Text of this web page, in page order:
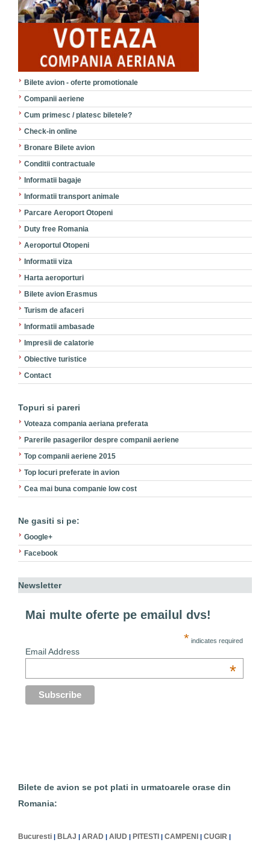
Bilete avion - oferte promotionale
Companii aeriene
Cum primesc / platesc biletele?
Check-in online
Bronare Bilete avion
Conditii contractuale
Informatii bagaje
Informatii transport animale
Parcare Aeroport Otopeni
Duty free Romania
Aeroportul Otopeni
Informatii viza
Harta aeroporturi
Bilete avion Erasmus
Turism de afaceri
Informatii ambasade
Impresii de calatorie
Obiective turistice
Contact
Topuri si pareri
Voteaza compania aeriana preferata
Parerile pasagerilor despre companii aeriene
Top companii aeriene 2015
Top locuri preferate in avion
Cea mai buna companie low cost
Ne gasiti si pe:
Google+
Facebook
Newsletter
Mai multe oferte pe emailul dvs!
* indicates required
Email Address
*
Bilete de avion se pot plati in urmatoarele orase din
Romania:
Bucuresti BLAJ |ARAD |AIUD PITESTI |CAMPENI |CUGIR